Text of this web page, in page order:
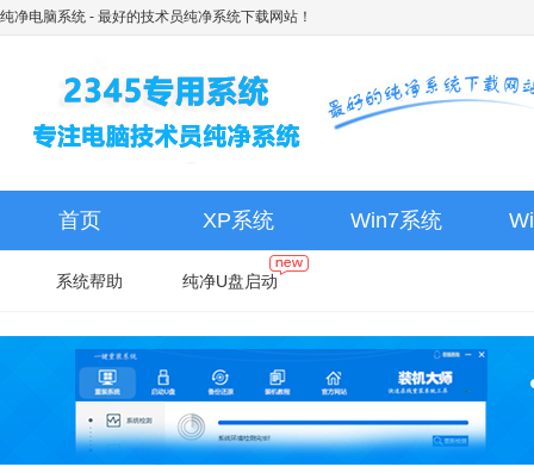
纯净电脑系统 - 最好的技术员纯净系统下载网站！
首页 XP系统 Win7系统
系统帮助 纯净U盘启动